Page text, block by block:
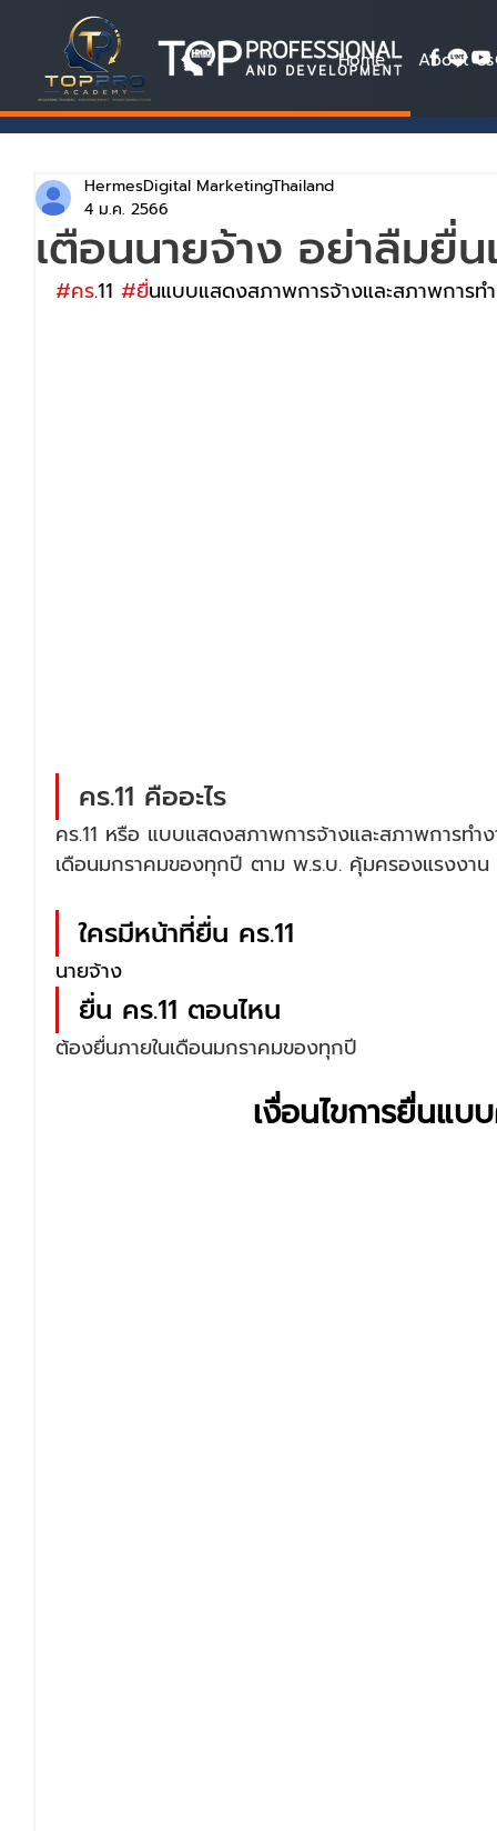
Home About Us
เตือนนายจ้าง อย่าลืมยื่น
HermesDigital MarketingThailand
4 ม.ค. 2566
#คร.11 #ยนแบบแสดงสภาพการจ้างและสภาพการทำ
คร.11 คืออะไร
คร.11 หรือ แบบแสดงสภาพการจ้างและสภาพการทำ
เดือนมกราคมของทุกปี ตาม พ.ร.บ. คุ้มครองแรงงาน
ใครมีหน้าที่ยื่น คร.11
นายจ้าง
ยื่น คร.11 ตอนไหน
ต้องยื่นภายในเดือนมกราคมของทุกปี
เงื่อนไขการยื่นแบบ